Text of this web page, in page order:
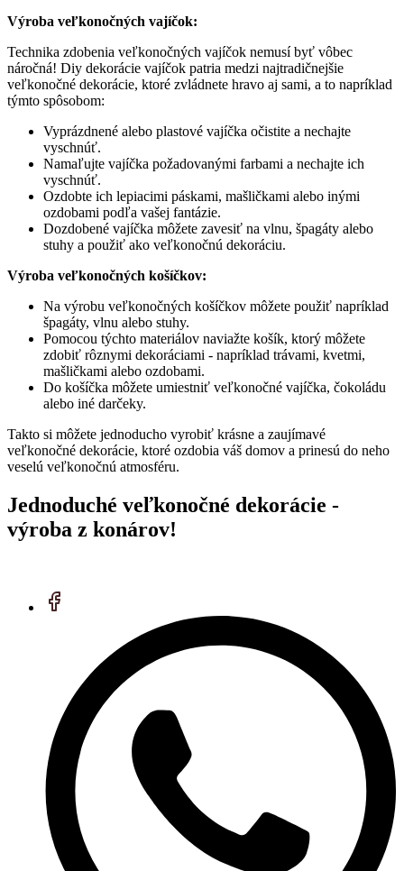
Výroba veľkonočných vajíčok:
Technika zdobenia veľkonočných vajíčok nemusí byť vôbec
náročná! Diy dekorácie vajíčok patria medzi najtradičnejšie
veľkonočné dekorácie, ktoré zvládnete hravo aj sami, a to napríklad
týmto spôsobom:
Vyprázdnené alebo plastové vajíčka očistite a nechajte
vyschnúť.
Namaľujte vajíčka požadovanými farbami a nechajte ich
vyschnúť.
Ozdobte ich lepiacimi páskami, mašličkami alebo inými
ozdobami podľa vašej fantázie.
Dozdobené vajíčka môžete zavesiť na vlnu, špagáty alebo
stuhy a použiť ako veľkonočnú dekoráciu.
Výroba veľkonočných košíčkov:
Na výrobu veľkonočných košíčkov môžete použiť napríklad
špagáty, vlnu alebo stuhy.
Pomocou týchto materiálov naviažte košík, ktorý môžete
zdobiť rôznymi dekoráciami - napríklad trávami, kvetmi,
mašličkami alebo ozdobami.
Do košíčka môžete umiestniť veľkonočné vajíčka, čokoládu
alebo iné darčeky.
Takto si môžete jednoducho vyrobiť krásne a zaujímavé
veľkonočné dekorácie, ktoré ozdobia váš domov a prinesú do neho
veselú veľkonočnú atmosféru.
Jednoduché veľkonočné dekorácie -
výroba z konárov!